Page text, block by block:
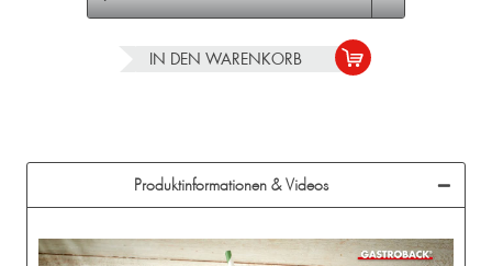
IN DEN WARENKORB
Produktinformationen & Videos